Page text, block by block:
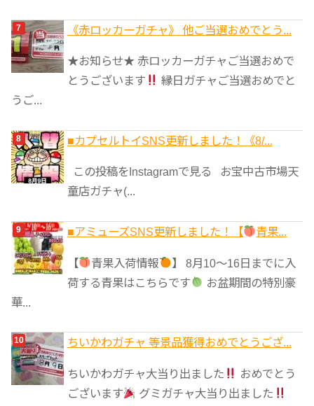
《赤ロッカーガチャ》 他ご当選おめでとう...
★お知らせ★ 赤ロッカーガチャご当選おめで
とうございます
縁日ガチャご当選おめでと
うご...
■カプセルトイSNS更新しました！《8/...
この投稿をInstagramで見る お宝中古市場天
童店ガチャ(...
■アミューズSNS更新しました！【 青果...
【 青果入荷情報
】 8月10～16日までに入
荷する青果はこちらです
お盆期間の特別豪
華...
ちいかわガチャ 等景品獲得おめでとうござ...
ちいかわガチャ大当り出ました
おめでとう
ございます
グミガチャ大当り出ました